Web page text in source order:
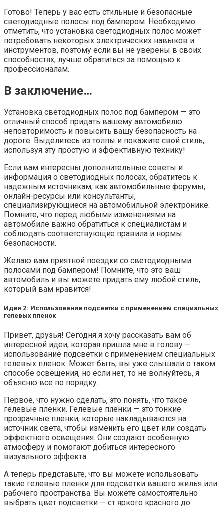
Готово! Теперь у вас есть стильные и безопасные
светодиодные полосы под бампером. Необходимо
отметить, что установка светодиодных полос может
потребовать некоторых электрических навыков и
инструментов, поэтому если вы не уверены в своих
способностях, лучше обратиться за помощью к
профессионалам.
В заключение…
Установка светодиодных полос под бампером — это
отличный способ придать вашему автомобилю
неповторимость и повысить вашу безопасность на
дороге. Выделитесь из толпы и покажите свой стиль,
используя эту простую и эффективную технику!
Если вам интересны дополнительные советы и
информация о светодиодных полосах, обратитесь к
надежным источникам, как автомобильные форумы,
онлайн-ресурсы или консультанты,
специализирующиеся на автомобильной электронике.
Помните, что перед любыми изменениями на
автомобиле важно обратиться к специалистам и
соблюдать соответствующие правила и нормы
безопасности.
Желаю вам приятной поездки со светодиодными
полосами под бампером! Помните, что это ваш
автомобиль и вы можете придать ему любой стиль,
который вам нравится!
Идея 2: Использование подсветки с применением специальных
гелевых пленок
Привет, друзья! Сегодня я хочу рассказать вам об
интересной идеи, которая пришла мне в голову —
использование подсветки с применением специальных
гелевых пленок. Может быть, вы уже слышали о таком
способе освещения, но если нет, то не волнуйтесь, я
объясню все по порядку.
Первое, что нужно сделать, это понять, что такое
гелевые пленки. Гелевые пленки — это тонкие
прозрачные пленки, которые накладываются на
источник света, чтобы изменить его цвет или создать
эффектного освещения. Они создают особенную
атмосферу и помогают добиться интересного
визуального эффекта.
А теперь представьте, что вы можете использовать
такие гелевые пленки для подсветки вашего жилья или
рабочего пространства. Вы можете самостоятельно
выбрать цвет подсветки — от яркого красного до